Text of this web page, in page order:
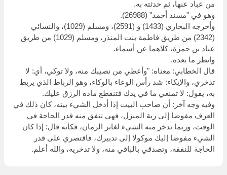
من عباد عنها، ثم حدثته به.
وهو في "مسند أحمد" (26988).
وأخرجه البخاري (1433) و (2591)، ومسلم (1029)، والنسائي
(2342) من طريق فاطمة بنت المنذر، ومسلم (1029) من طريق
عباد بن حمزة، كلاهما عن أسماء.
وانظر ما بعده.
قال الخطابي: معناه: "وأعطي من نصيبك منه، ولا توكي، أي: لا
تدخري، والإيكاء: شد رأس الوعاء بالوكاء، وهو الرباط الذي يربط
به، يقول: لا تمنعي ما في يدك فتنقطع مادة الرزق عليك.
وفيه وجه آخر: أن صاحب البيت إذا أدخل الشيء بيته، كان ذلك في
العرف مفوضا إلى ربة المنزل، فهي تنفق منه قدر الحاجة في
الوقت، وربما تدخر منه الشيء لغابر الزمان، فكأنه قال: إذا كان
الشيء مفوضا إليك موكولا إلى تدبيرك، فاقتصري على قدر
الحاجة للنفقه، وتصدقي بالباقي منه، ولا تدخريه، والله أعلم.